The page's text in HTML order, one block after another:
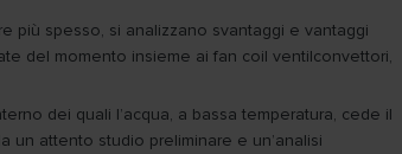
più spesso, si analizzano svantaggi e vantaggi
del momento insieme ai fan coil ventilconvettori,
dei quali l’acqua, a bassa temperatura, cede il
attento studio preliminare e un’analisi